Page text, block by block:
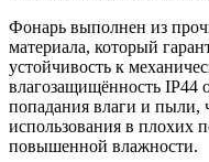
Фонарь выполнен из
материала, который
устойчивость к
влагозащищённость IP44
попадания влаги и пыли,
использования в плохих
повышенной влажности.